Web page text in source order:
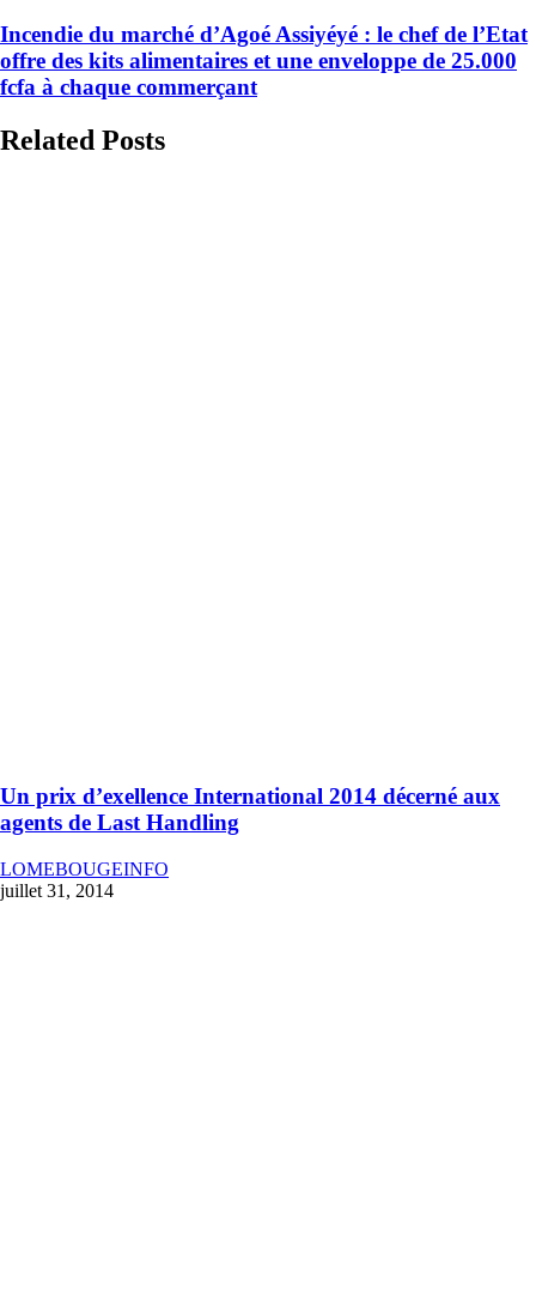
Incendie du marché d’Agoé Assiyéyé : le chef de l’Etat
offre des kits alimentaires et une enveloppe de 25.000
fcfa à chaque commerçant
Related Posts
Un prix d’exellence International 2014 décerné aux
agents de Last Handling
LOMEBOUGEINFO
juillet 31, 2014